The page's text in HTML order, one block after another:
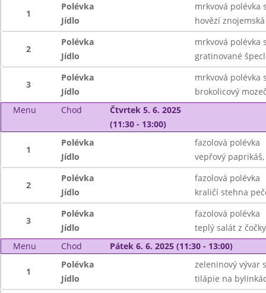
1
Polévka
mrkvová polévka
Jídlo
hovězí
2
Polévka
mrkvová polévka
Jídlo
gratinované
3
Polévka
mrkvová polévka
Jídlo
brokolicový
Menu
Chod
Čtvrtek 5. 6. 2025
(11:30 - 13:00)
1
Polévka
fazolová polévka
Jídlo
vepřový
2
Polévka
fazolová polévka
Jídlo
kraličí stehna
3
Polévka
fazolová polévka
Jídlo
teplý salát z
Menu
Chod Pátek 6. 6. 2025 (11:30 - 13:00)
1
Polévka
zeleninový vývar
Jídlo
tilápie na